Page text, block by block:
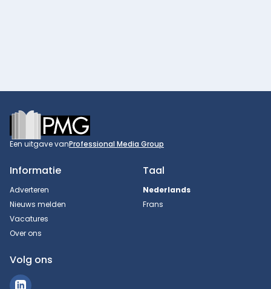
Footer
Een uitgave vanProfessional Media Group
Informatie
Adverteren
Nieuws melden
Vacatures
Over ons
Taal
Nederlands
Frans
Volg ons